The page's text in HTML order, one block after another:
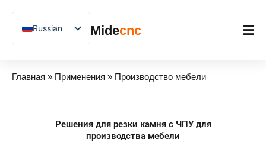
容
Midecnc
Главная
Применения
Russian
English
French
Главная » Применения » Производство мебели
Решения для резки камня с ЧПУ для
производства мебели